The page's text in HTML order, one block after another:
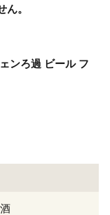
。
ンろ過 ビール フ